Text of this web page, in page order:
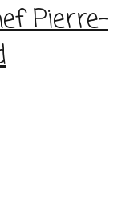
Pierre-